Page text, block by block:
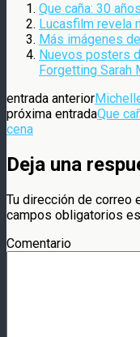
Que caña: 30
Lucasfilm revela
Más imágenes
Nuevos posters
Forgetting Sarah
entrada anterior
próxima entradaQue
cena
Deja una
Tu dirección de correo
campos obligatorios
Comentario